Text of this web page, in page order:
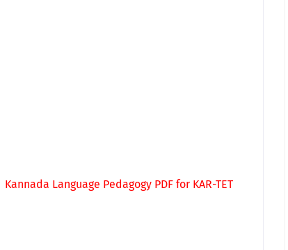
Kannada Language Pedagogy PDF for KAR-TET